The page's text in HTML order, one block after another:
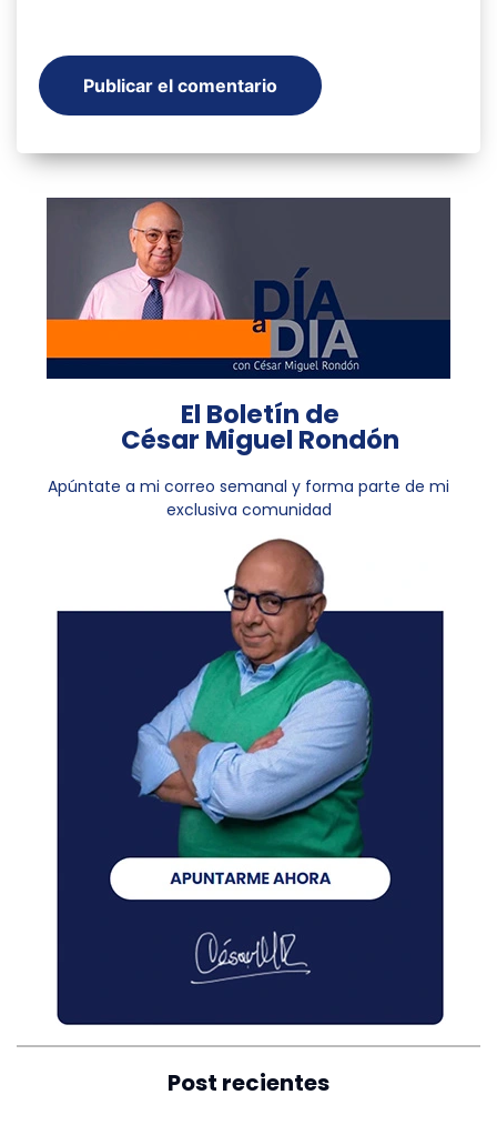
El Boletín de
César Miguel Rondón
Apúntate a mi correo semanal y forma parte de mi
exclusiva comunidad
Post recientes